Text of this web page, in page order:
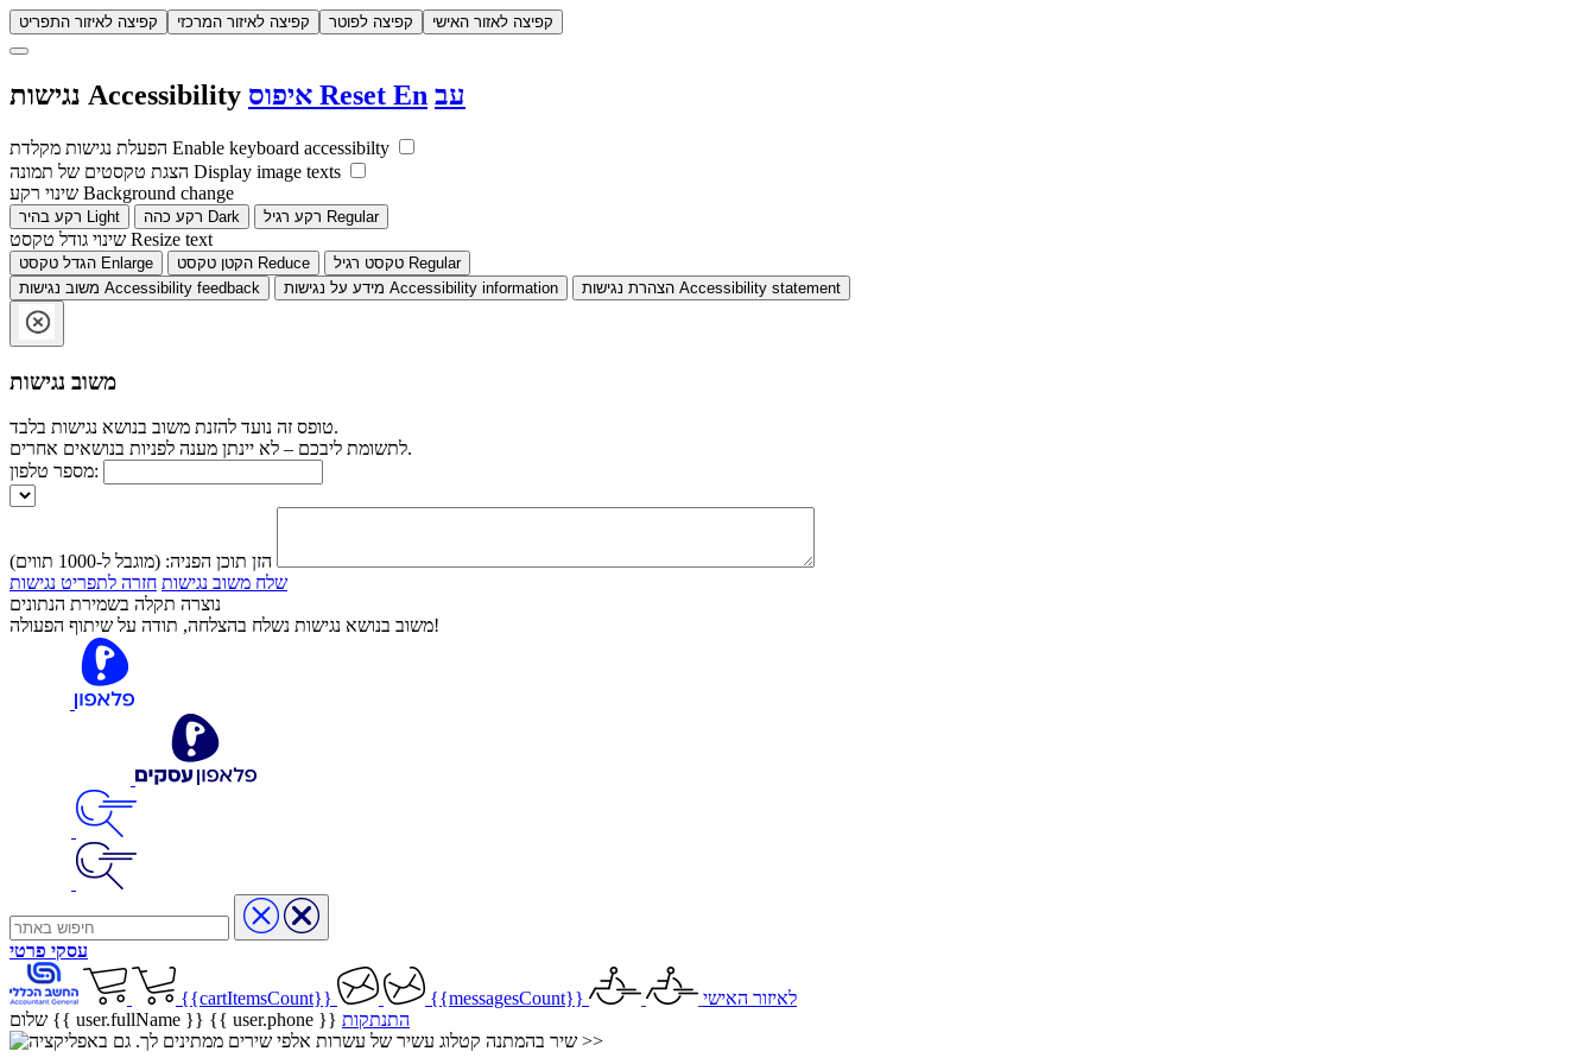
קפיצה לאיזור התפריט קפיצה לאיזור המרכזי קפיצה לפוטר קפיצה לאזור האישי
Accessibility Reset En עב
Enable keyboard accessibilty
Display image texts
Background change
Light Dark Regular
Resize text
Enlarge Reduce
Regular
Accessibility feedback Accessibility information Accessibility statement
משוב נגישות
טופס זה נועד להזנת משוב בנושא נגישות בלבד.
לתשומת ליבכם – לא יינתן מענה לפניות בנושאים אחרים.
מספר טלפון:
הזן תוכן הפניה: (מוגבל ל-1000 תווים)
שלח משוב נגישות חזרה לתפריט נגישות
נוצרה תקלה בשמירת הנתונים
משוב בנושא נגישות נשלח בהצלחה, תודה על שיתוף הפעולה!
עסקי פרטי
{{cartItemsCount}} {{messagesCount}}
לאיזור האישי
שלום {{ user.fullName }} {{ user.phone }} התנתקות